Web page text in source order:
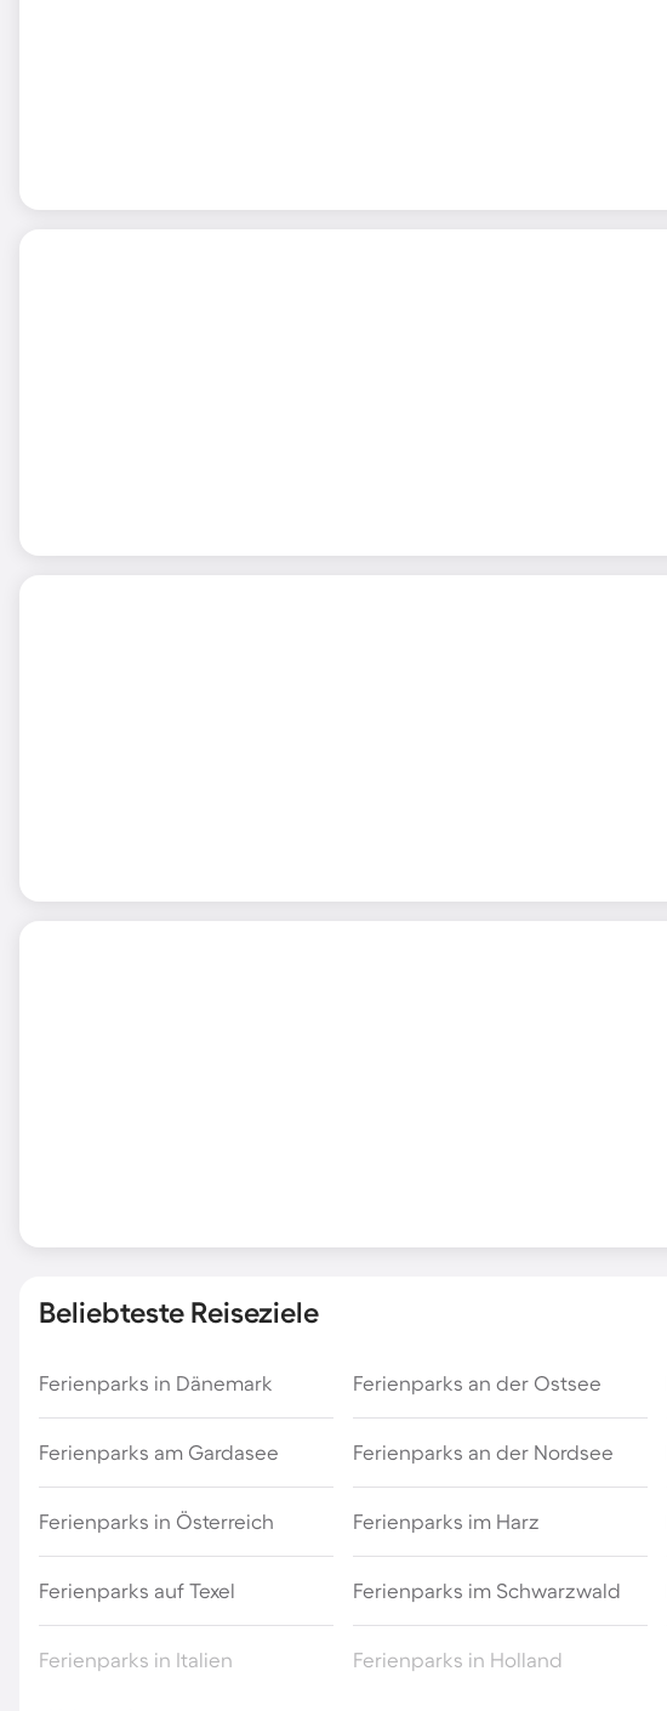
Beliebteste Reiseziele
Ferienparks in Dänemark Ferienparks an der Ostsee
Ferienparks am Gardasee Ferienparks an der Nordsee
Ferienparks in Österreich Ferienparks im Harz
Ferienparks auf Texel Ferienparks im Schwarzwald
Ferienparks in Italien Ferienparks in Holland